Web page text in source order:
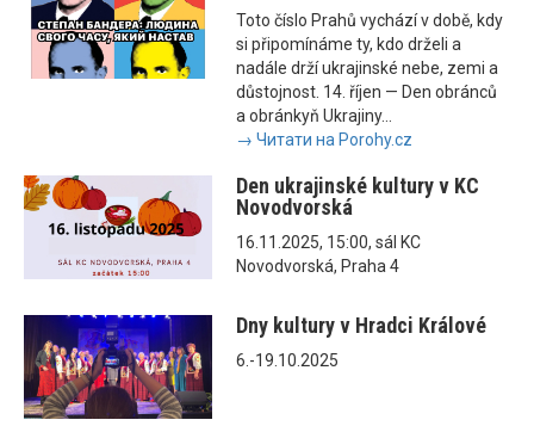
Toto číslo Prahů vychází v době, kdy
si připomínáme ty, kdo drželi a
nadále drží ukrajinské nebe, zemi a
důstojnost. 14. říjen — Den obránců
a obránkyň Ukrajiny...
→ Читати на Porohy.cz
Den ukrajinské kultury v KC
Novodvorská
16.11.2025, 15:00, sál KC
Novodvorská, Praha 4
Dny kultury v Hradci Králové
6.-19.10.2025